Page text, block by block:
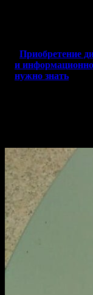
Приобретение
и
нужно знать